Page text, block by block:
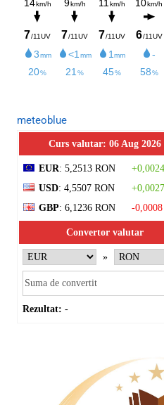
meteoblue
Curs valutar: 06 Aug 2026
EUR: 5,2513 RON
USD: 4,5507 RON
GBP: 6,1236 RON -
Convertor valutar
»
Rezultat: -